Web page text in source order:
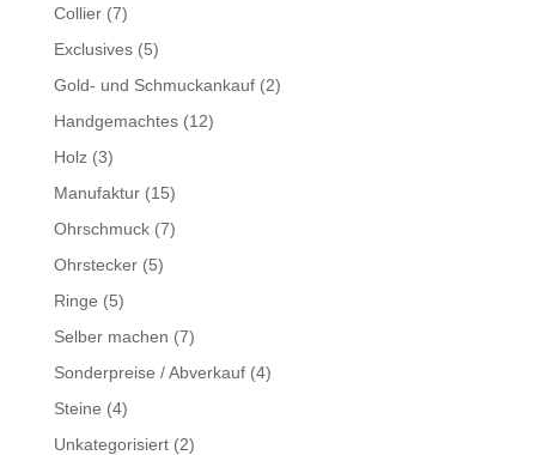
Collier(7)
Exclusives(5)
Gold- und Schmuckankauf(2)
Handgemachtes(12)
Holz(3)
Manufaktur(15)
Ohrschmuck(7)
Ohrstecker(5)
Ringe (5)
Selber machen (7)
Sonderpreise / Abverkauf(4)
Steine (4)
Unkategorisiert(2)